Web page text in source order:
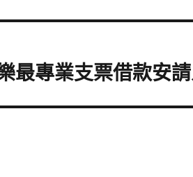
最專業支票借款安